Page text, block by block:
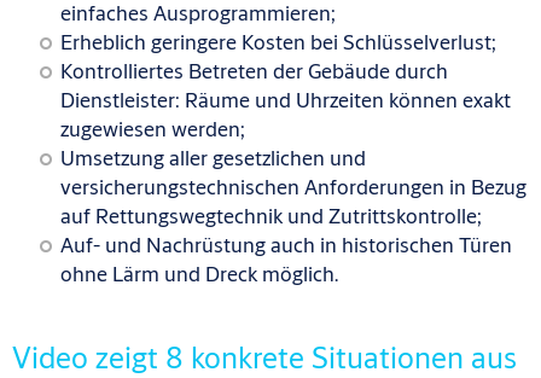
einfaches Ausprogrammieren;
Erheblich geringere Kosten bei Schlüsselverlust;
Kontrolliertes Betreten der Gebäude durch
Dienstleister: Räume und Uhrzeiten können exakt
zugewiesen werden;
Umsetzung aller gesetzlichen und
versicherungstechnischen Anforderungen in Bezug
auf Rettungswegtechnik und Zutrittskontrolle;
Auf- und Nachrüstung auch in historischen Türen
ohne Lärm und Dreck möglich.
Video zeigt 8 konkrete Situationen aus